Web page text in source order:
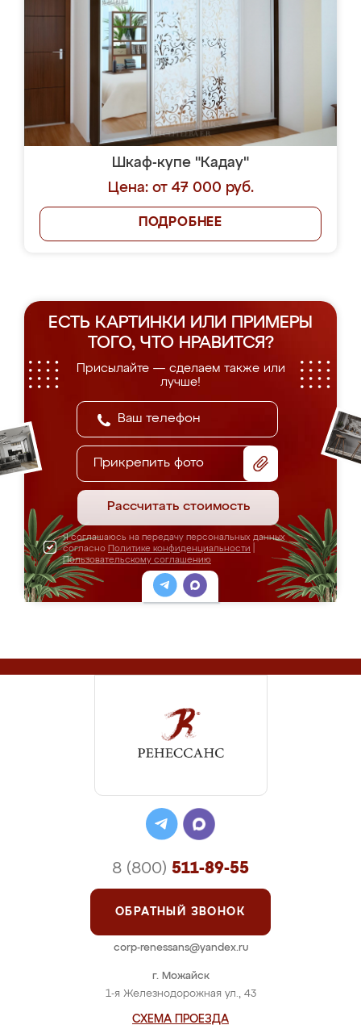
Шкаф-купе "Кадау"
Цена: от 47 000 руб.
ПОДРОБНЕЕ
ЕСТЬ КАРТИНКИ ИЛИ ПРИМЕРЫ
ТОГО, ЧТО НРАВИТСЯ?
Присылайте — сделаем также или
лучше!
Прикрепить фото
Рассчитать стоимость
Я соглашаюсь на передачу персональных данных
согласно Политике конфиденциальности
Пользовательскому соглашению
г. Можайск
1-я Железнодорожная ул., 43
СХЕМА ПРОЕЗДА
8 (800) 511-89-55
ОБРАТНЫЙ ЗВОНОК
corp-renessans@yandex.ru